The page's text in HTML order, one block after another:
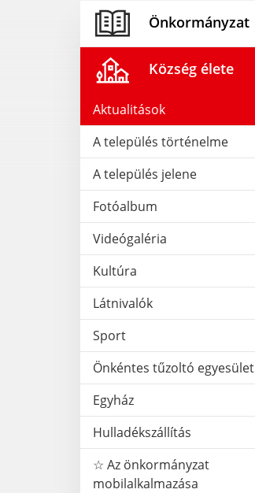
Önkormányzat
Község élete
Aktualitások
A település történelme
A település jelene
Fotóalbum
Videógaléria
Kultúra
Látnivalók
Sport
Önkéntes tűzoltó egyesület
Egyház
Hulladékszállítás
☆ Az önkormányzat
mobilalkalmazása